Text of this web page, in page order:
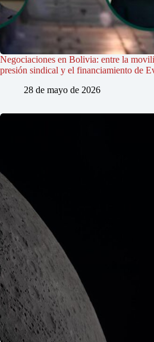
Negociaciones en Bolivia: entre la
presión sindical y el financiamiento de
28 de mayo de 2026